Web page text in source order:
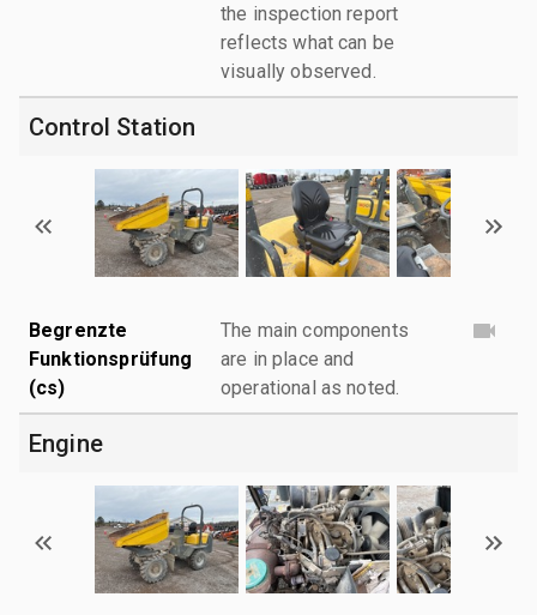
the inspection report
reflects what can be
visually observed.
Control Station
Begrenzte
Funktionsprüfung
(cs)
The main components
are in place and
operational as noted.
Engine